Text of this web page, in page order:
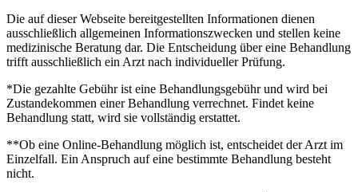
Die auf dieser Webseite bereitgestellten Informationen dienen
ausschließlich allgemeinen Informationszwecken und stellen keine
medizinische Beratung dar. Die Entscheidung über eine Behandlung
trifft ausschließlich ein Arzt nach individueller Prüfung.
*Die gezahlte Gebühr ist eine Behandlungsgebühr und wird bei
Zustandekommen einer Behandlung verrechnet. Findet keine
Behandlung statt, wird sie vollständig erstattet.
**Ob eine Online-Behandlung möglich ist, entscheidet der Arzt im
Einzelfall. Ein Anspruch auf eine bestimmte Behandlung besteht
nicht.